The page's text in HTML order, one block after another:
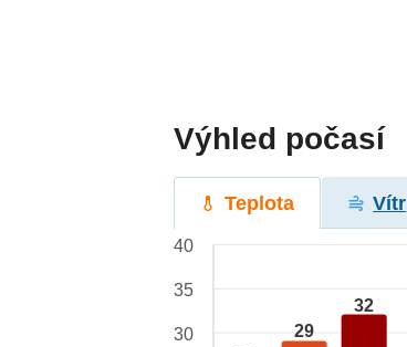
Výhled počasí
Teplota Vítr
29
32
40
35
30